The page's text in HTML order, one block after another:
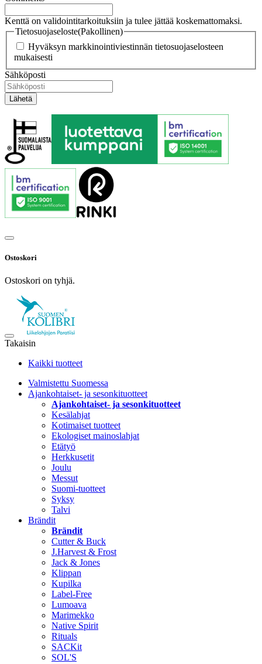
Kenttä on validointitarkoituksiin ja tulee jättää koskemattomaksi.
Tietosuojaseloste(Pakollinen)
Hyväksyn markkinointiviestinnän tietosuojaselosteen
mukaisesti
Sähköposti
Ostoskori
Ostoskori on tyhjä.
Takaisin
Kaikki tuotteet
Valmistettu Suomessa
Ajankohtaiset- ja sesonkituotteet
Ajankohtaiset- ja sesonkituotteet
Kesälahjat
Kotimaiset tuotteet
Ekologiset mainoslahjat
Etätyö
Herkkusetit
Joulu
Messut
Suomi-tuotteet
Syksy
Talvi
Brändit
Brändit
Cutter & Buck
J.Harvest & Frost
Jack & Jones
Klippan
Kupilka
Label-Free
Lumoava
Marimekko
Native Spirit
Rituals
SACKit
SOL'S